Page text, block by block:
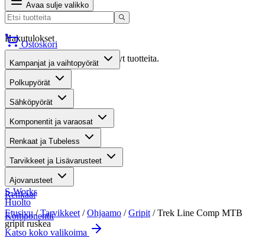
Avaa sulje valikko
Hakutulokset
Valitettavasti haullasi ei löytynyt tuotteita.
Suositut osastot
Gravel-pyörät
Maastosähköpyörät
Kaupunkisähköpyörät
Renkaat
Komponentit
Katso koko valikoima
Ostoskori
Kampanjat ja vaihtopyörät
Polkupyörät
Sähköpyörät
Komponentit ja varaosat
Renkaat ja Tubeless
Tarvikkeet ja Lisävarusteet
Ajovarusteet
S-Works
Huolto
Etusivu/Tarvikkeet /Ohjaamo /Gripit / Trek Line Comp MTB
gripit ruskea